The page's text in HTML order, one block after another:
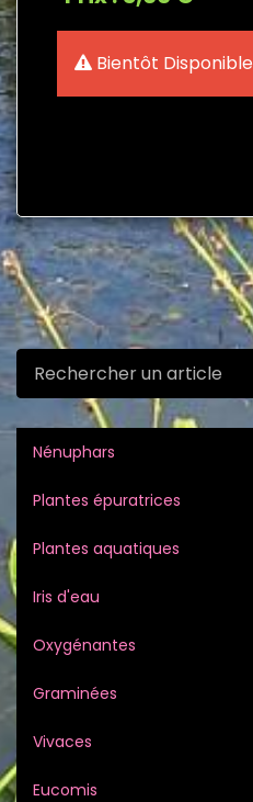
Bientôt Disponible
Nénuphars
Plantes épuratrices
Plantes aquatiques
Iris d'eau
Oxygénantes
Graminées
Vivaces
Eucomis